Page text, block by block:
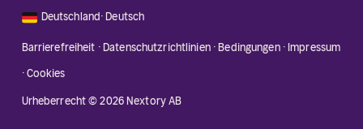
🇩🇪 Deutschland·Deutsch
Barrierefreiheit ·Datenschutzrichtlinien·Bedingungen· Impressum
·Cookies
Urheberrecht © 2026 Nextory AB